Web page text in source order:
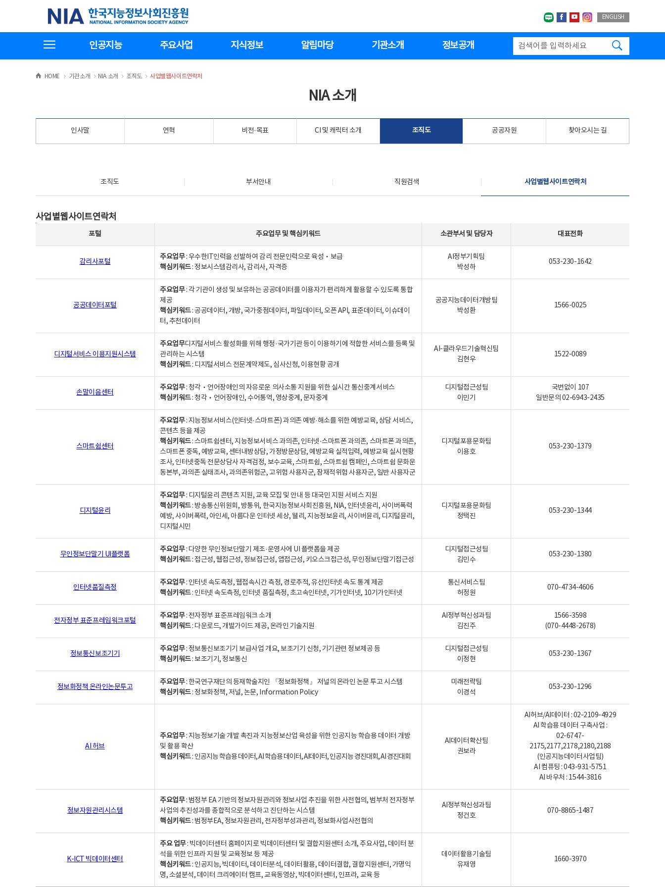
기
한국지능정보사회진흥원
네이버블로그
페이스북
유투브인스타그랩
ENGLISH
인공지능 주요사업 지식정보 알림마당 기관소개 정보공개
HOME >
기관소개 >NIA 소개 >
조직도 >
사업별웹사이트연락처
NIA 소개
인사말 연혁 비전·목표 CI 및 캐릭터 소개 조직도 공공자원 찾아오시는 길
조직도 부서안내 직원검색 사업별웹사이트연락처
사업별웹사이트연락처
포털 주요업무및핵심키워드 소관부서 및 담당자 대표전화
감리사포털
주요업무: 우수한IT인력을 선발하여 감리 전문인력으로 육성‧보급
핵심키워드: 정보시스템감리사, 감리사, 자격증
AI정부기획팀
박성하
053-230-1642
공공데이터포털
주요업무: 각 기관이 생성 및 보유하는 공공데이터를 이용자가 편리하게 활용할 수 있도록 통합
제공
핵심키워드: 공공데이터, 개방, 국가중점데이터, 파일데이터, 오픈 API, 표준데이터, 이슈데이
터, 추천데이터
공공지능데이터개방팀
박성환
1566-0025
디지털서비스 이용지원시스템
주요업무디지털서비스 활성화를 위해 행정·국가기관 등이 이용하기에 적합한 서비스를 등록 및
관리하는 시스템
핵심키워드: 디지털서비스 전문계약제도, 심사신청, 이용현황 공개
AI-클라우드기술혁신팀
김현우
1522-0089
손말이음센터
주요업무: 청각‧언어장애인의 자유로운 의사소통 지원을 위한 실시간 통신중계서비스
핵심키워드: 청각‧언어장애인, 수어통역, 영상중계, 문자중계
디지털접근성팀
이민기
국번없이 107
일반문의 02-6943-2435
스마트쉼센터
주요업무: 지능정보서비스(인터넷·스마트폰) 과의존 예방·해소를 위한 예방교육, 상담 서비스,
콘텐츠 등을 제공
핵심키워드: 스마트쉼센터, 지능정보서비스 과의존, 인터넷·스마트폰 과의존, 스마트폰 과의존,
스마트폰 중독, 예방교육, 센터내방상담, 가정방문상담, 예방교육 실적입력, 예방교육 실시현황
조사, 인터넷중독 전문상담사 자격검정, 보수교육, 스마트쉼, 스마트쉼 캠페인, 스마트쉼 문화운
동본부, 과의존 실태조사, 과의존위험군, 고위험 사용자군, 잠재적위험 사용자군, 일반 사용자군
디지털포용문화팀
이용호
053-230-1379
디지털윤리
주요업무: 디지털윤리 콘텐츠 지원, 교육 모집 및 안내 등 대국민 지원 서비스 지원
핵심키워드: 방송통신위원회, 방통위, 한국지능정보사회진흥원, NIA, 인터넷윤리, 사이버폭력
예방, 사이버폭력, 아인세, 아름다운 인터넷 세상, 웰리, 지능정보윤리, 사이버윤리, 디지털윤리,
디지털시민
디지털포용문화팀
정택진
053-230-1344
무인정보단말기 UI플랫폼
주요업무: 다양한 무인정보단말기 제조·운영사에 UI 플랫폼을 제공
핵심키워드: 접근성, 웹접근성, 정보접근성, 앱접근성, 키오스크접근성, 무인정보단말기접근성
디지털접근성팀
김민수
053-230-1380
인터넷품질측정
주요업무: 인터넷 속도측정, 웹접속시간 측정, 경로추적, 유선인터넷 속도 통계 제공
핵심키워드: 인터넷 속도측정, 인터넷 품질측정, 초고속인터넷, 기가인터넷, 10기가인터넷
통신서비스팀
허정원
070-4734-4606
전자정부 표준프레임워크포털
주요업무: 전자정부 표준프레임워크 소개
핵심키워드: 다운로드, 개발가이드 제공, 온라인 기술지원
AI정부혁신성과팀
김진주
1566-3598
(070-4448-2678)
정보통신보조기기
주요업무: 정보통신보조기기 보급사업 개요, 보조기기 신청, 기기관련 정보제공 등
핵심키워드: 보조기기, 정보통신
디지털접근성팀
이정현
053-230-1367
정보화정책 온라인논문투고
주요업무: 한국연구재단의 등재학술지인 『정보화정책』 저널의 온라인 논문 투고 시스템
핵심키워드: 정보화정책, 저널, 논문, Information Policy
미래전략팀
이경석
053-230-1296
AI 허브
주요업무: 지능정보기술 개발 촉진과 지능정보산업 육성을 위한 인공지능 학습용 데이터 개방
및 활용 확산
핵심키워드: 인공지능 학습용 데이터, AI 학습용 데이터, AI데이터, 인공지능 경진대회, AI 경진대회
AI데이터확산팀
권보라
AI허브/AI데이터 : 02-2109-4929
AI 학습용 데이터 구축사업 :
02-6747-
2175,2177,2178,2180,2188
(인공지능데이터사업팀)
AI 컴퓨팅 : 043-931-5751
AI 바우처 : 1544-3816
정보자원관리시스템
주요업무: 범정부 EA 기반의 정보자원관리와 정보사업 추진을 위한 사전협의, 범부처 전자정부
사업의 추진성과를 종합적으로 분석하고 진단하는 시스템
핵심키워드: 범정부EA, 정보자원관리, 전자정부성과관리, 정보화사업사전협의
AI정부혁신성과팀
정건호
070-8865-1487
K-ICT 빅데이터센터
주요 업무: 빅데이터센터 홈페이지로 빅데이터센터 및 결합지원센터 소개, 주요사업, 데이터 분
석을 위한 인프라 지원 및 교육정보 등 제공
핵심키워드: 인공지능, 빅데이터, 데이터분석, 데이터활용, 데이터결합, 결합지원센터, 가명익
명, 소셜분석, 데이터 크리에이터 캠프, 교육동영상, 빅데이터센터, 인프라, 교육 등
데이터활용기술팀
유재영
1660-3970